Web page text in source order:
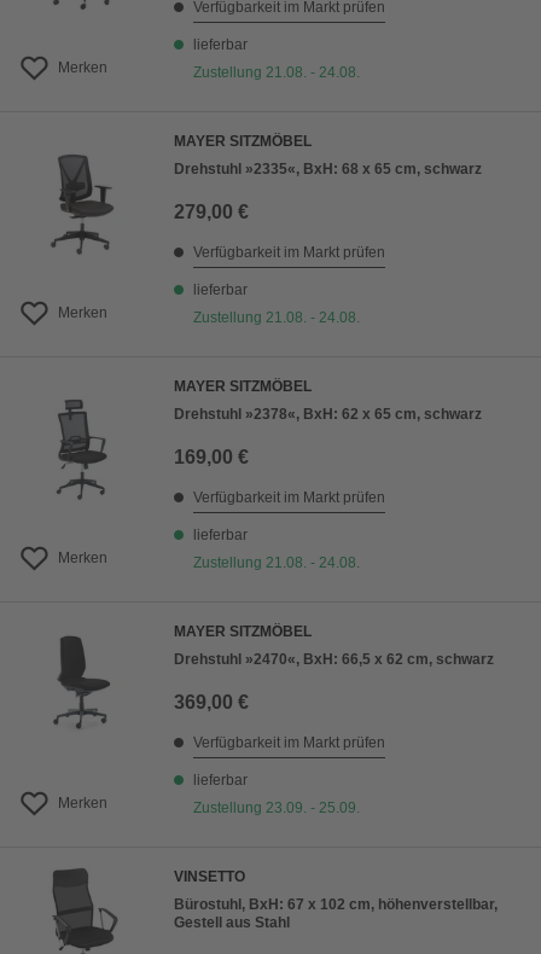
Merken
Verfügbarkeit im Markt prüfen
lieferbar
Zustellung 21.08. - 24.08.
Merken
MAYER SITZMÖBEL
Drehstuhl »2335«, BxH: 68 x 65 cm, schwarz
279,00 €
Verfügbarkeit im Markt prüfen
lieferbar
Zustellung 21.08. - 24.08.
Merken
MAYER SITZMÖBEL
Drehstuhl »2378«, BxH: 62 x 65 cm, schwarz
169,00 €
Verfügbarkeit im Markt prüfen
lieferbar
Zustellung 21.08. - 24.08.
Merken
MAYER SITZMÖBEL
Drehstuhl »2470«, BxH: 66,5 x 62 cm, schwarz
369,00 €
Verfügbarkeit im Markt prüfen
lieferbar
Zustellung 23.09. - 25.09.
VINSETTO
Bürostuhl, BxH: 67 x 102 cm, höhenverstellbar,
Gestell aus Stahl